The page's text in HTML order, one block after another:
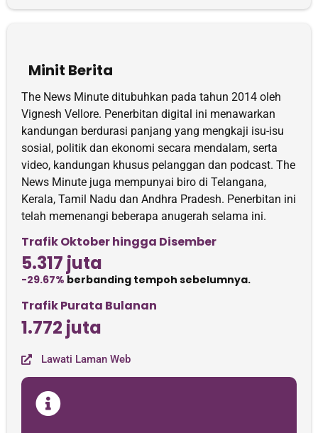
Minit Berita
The News Minute ditubuhkan pada tahun 2014 oleh
Vignesh Vellore. Penerbitan digital ini menawarkan
kandungan berdurasi panjang yang mengkaji isu-isu
sosial, politik dan ekonomi secara mendalam, serta
video, kandungan khusus pelanggan dan podcast. The
News Minute juga mempunyai biro di Telangana,
Kerala, Tamil Nadu dan Andhra Pradesh. Penerbitan ini
telah memenangi beberapa anugerah selama ini.
Trafik Oktober hingga Disember
5.317 juta
-29.67% berbanding tempoh sebelumnya.
Trafik Purata Bulanan
1.772 juta
Lawati Laman Web